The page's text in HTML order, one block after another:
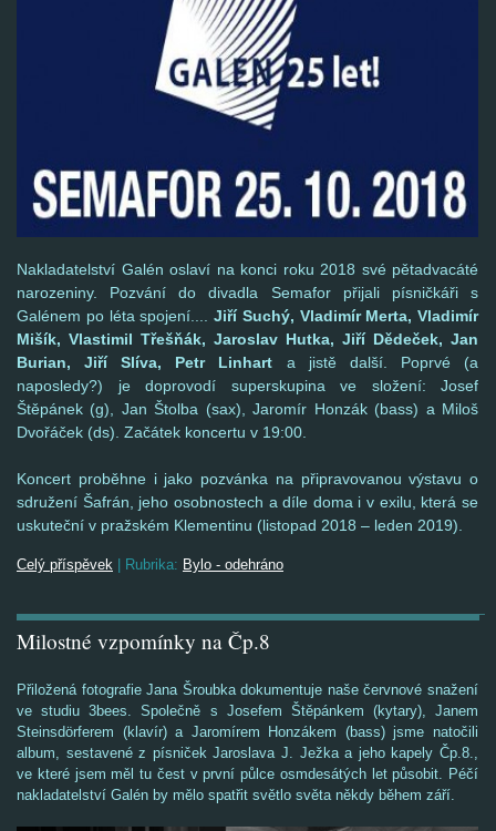
Nakladatelství Galén oslaví na konci roku 2018 své pětadvacáté
narozeniny. Pozvání do divadla Semafor přijali písničkáři s
Galénem po léta spojení.... Jiří Suchý, Vladimír Merta, Vladimír
Mišík, Vlastimil Třešňák, Jaroslav Hutka, Jiří Dědeček, Jan
Burian, Jiří Slíva, Petr Linhart a jistě další. Poprvé (a
naposledy?) je doprovodí superskupina ve složení: Josef
Štěpánek (g), Jan Štolba (sax), Jaromír Honzák (bass) a Miloš
Dvořáček (ds). Začátek koncertu v 19:00.
Koncert proběhne i jako pozvánka na připravovanou výstavu o
sdružení Šafrán, jeho osobnostech a díle doma i v exilu, která se
uskuteční v pražském Klementinu (listopad 2018 – leden 2019).
Celý příspěvek Rubrika: Bylo - odehráno
Milostné vzpomínky na Čp.8
Přiložená fotografie Jana Šroubka dokumentuje naše červnové snažení
ve studiu 3bees. Společně s Josefem Štěpánkem (kytary), Janem
Steinsdörferem (klavír) a Jaromírem Honzákem (bass) jsme natočili
album, sestavené z písniček Jaroslava J. Ježka a jeho kapely Čp.8.,
ve které jsem měl tu čest v první půlce osmdesátých let působit. Péčí
nakladatelství Galén by mělo spatřit světlo světa někdy během září.